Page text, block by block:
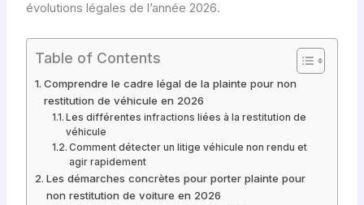
évolutions légales de l’année 2026.
Table of Contents
Comprendre le cadre légal de la plainte pour non
restitution de véhicule en 2026
Les différentes infractions liées à la restitution de
véhicule
Comment détecter un litige véhicule non rendu et
agir rapidement
Les démarches concrètes pour porter plainte pour
non restitution de voiture en 2026